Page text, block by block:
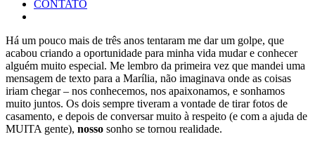
CONTATO
Há um pouco mais de três anos tentaram me dar um golpe, que
acabou criando a oportunidade para minha vida mudar e conhecer
alguém muito especial. Me lembro da primeira vez que mandei uma
mensagem de texto para a Marília, não imaginava onde as coisas
iriam chegar – nos conhecemos, nos apaixonamos, e sonhamos
muito juntos. Os dois sempre tiveram a vontade de tirar fotos de
casamento, e depois de conversar muito à respeito (e com a ajuda de
MUITA gente), nosso sonho se tornou realidade.